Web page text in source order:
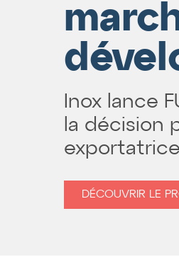
Inox lance
la décision
DÉCOUVRIR LE